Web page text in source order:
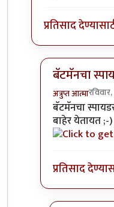
प्रतिसाद
बॅटमॅनचा
अत्रुप्त आत्मा
In reply to
बॅटमॅनचा
बाहेर येतायत ;-)
प्रतिसाद